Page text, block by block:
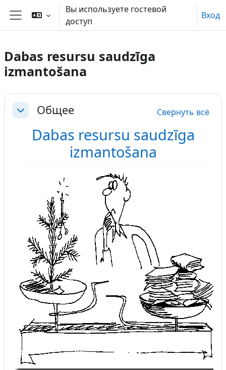
Перейти к основному содержанию
Боковая панель
Вы используете гостевой
доступ
Вход
Dabas resursu saudzīga
izmantošana
Section outline
СвернутьОбщее Свернуть всё
Dabas resursu saudzīga
izmantošana